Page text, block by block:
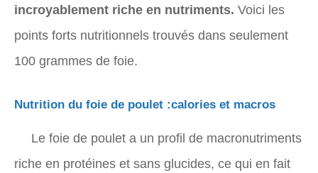
incroyablement riche en nutriments. Voici les
points forts nutritionnels trouvés dans seulement
100 grammes de foie.
Nutrition du foie de poulet :calories et macros
Le foie de poulet a un profil de macronutriments
riche en protéines et sans glucides, ce qui en fait